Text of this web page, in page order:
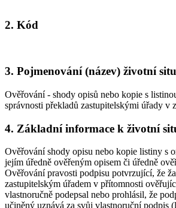
2. Kód
3. Pojmenování (název) životní
Ověřování - shody opisů nebo kopie s
správnosti překladů zastupitelskými úřady v
4. Základní informace k životní
Ověřování shody opisu nebo kopie listiny s
jejím úředně ověřeným opisem či úředně
Ověřování pravosti podpisu potvrzující, že
zastupitelským úřadem v přítomnosti
vlastnoručně podepsal nebo prohlásil, že
učiněný uznává za svůj vlastnoruční podpis